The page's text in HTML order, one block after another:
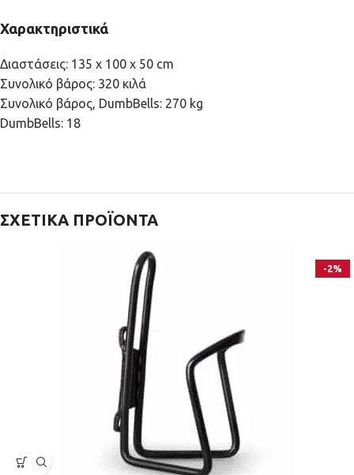
Χαρακτηριστικά
Διαστάσεις: 135 x 100 x 50 cm
Συνολικό βάρος: 320 κιλά
Συνολικό βάρος, DumbBells: 270 kg
DumbBells: 18
ΣΧΕΤΙΚΆ ΠΡΟΪΌΝΤΑ
-2%